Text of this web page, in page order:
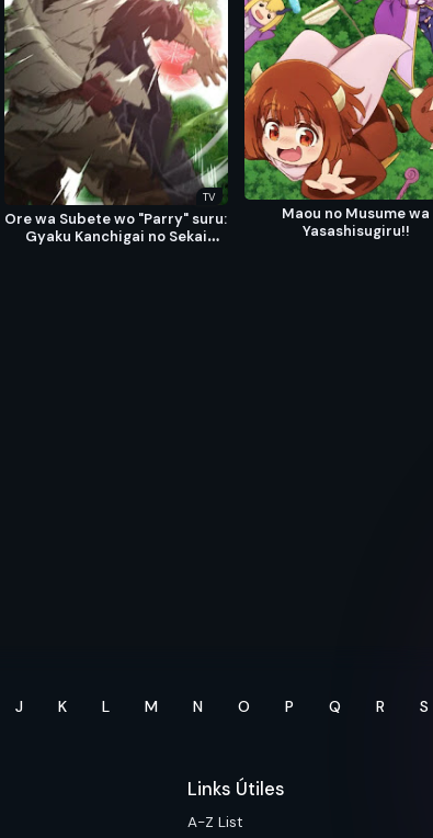
TV
Ore wa Subete wo "Parry" suru:
Gyaku Kanchigai no Sekai
Maou no Musume wa
Yasashisugiru!!
J K L M N O P Q R S
Links Útiles
A-Z List